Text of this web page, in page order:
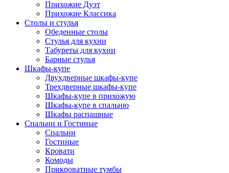
Прихожие Дуэт
Прихожие Классика
Столы и стулья
Обеденные столы
Стулья для кухни
Табуреты для кухни
Барные стулья
Шкафы-купе
Двухдверные шкафы-купе
Трехдверные шкафы-купе
Шкафы-купе в прихожую
Шкафы-купе в спальню
Шкафы распашные
Спальни и Гостиные
Спальни
Гостиные
Кровати
Комоды
Прикроватные тумбы